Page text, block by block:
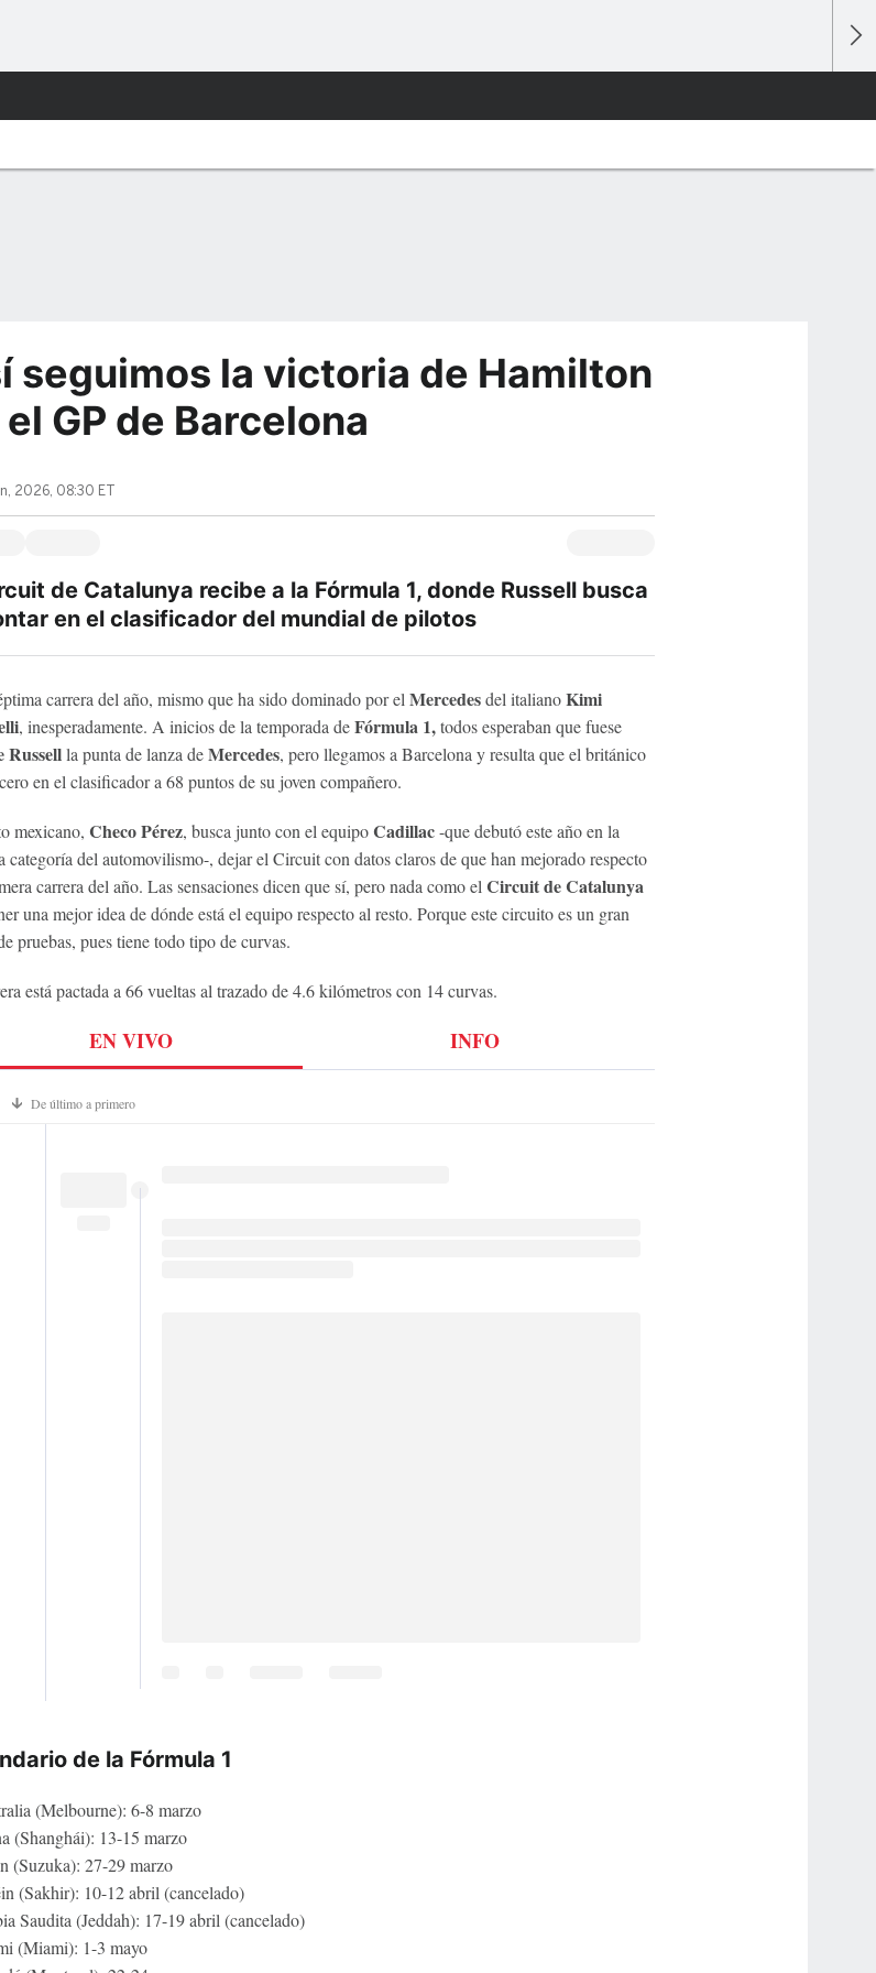
seguimos la victoria de Hamilton
GP de Barcelona
2026, 08:30 ET
de Catalunya recibe a la Fórmula 1, donde Russell busca
en el clasificador del mundial de pilotos
carrera del año, mismo que ha sido dominado por el Mercedesdel italianoKimi
, inesperadamente. A inicios de la temporada deFórmula 1,todos esperaban que fuese
Russellla punta de lanza deMercedes, pero llegamos a Barcelona y resulta que el británico
en el clasificador a 68 puntos de su joven compañero.
mexicano, Checo Pérez, busca junto con el equipoCadillac-que debutó este año en la
categoría del automovilismo-, dejar el Circuit con datos claros de que han mejorado respecto
carrera del año. Las sensaciones dicen que sí, pero nada como el Circuit de Catalunya
una mejor idea de dónde está el equipo respecto al resto. Porque este circuito es un gran
pruebas, pues tiene todo tipo de curvas.
está pactada a 66 vueltas al trazado de 4.6 kilómetros con 14 curvas.
de la Fórmula 1
(Melbourne): 6-8 marzo
(Shanghái): 13-15 marzo
(Suzuka): 27-29 marzo
(Sakhir): 10-12 abril (cancelado)
Saudita (Jeddah): 17-19 abril (cancelado)
(Miami): 1-3 mayo